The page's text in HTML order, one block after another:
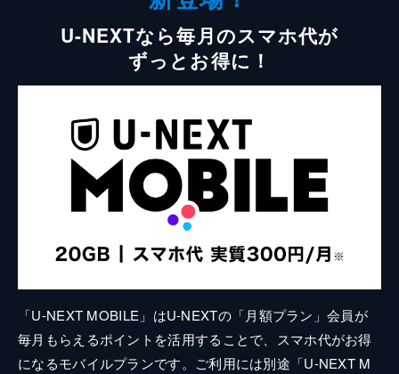
U-NEXTなら毎月のスマホ代が
ずっとお得に！
「U-NEXT MOBILE」はU-NEXTの「月額プラン」会員が
毎月もらえるポイントを活用することで、スマホ代がお得
になるモバイルプランです。ご利用には別途「U-NEXT M